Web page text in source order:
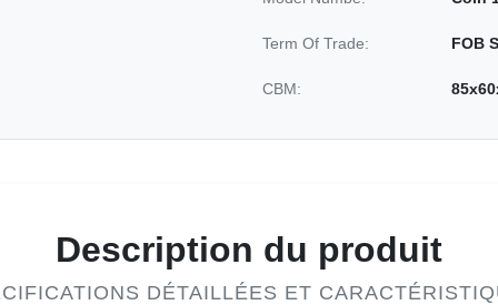
Term Of Trade: FOB
CBM:
Description du produit
DÉTAILLÉES ET